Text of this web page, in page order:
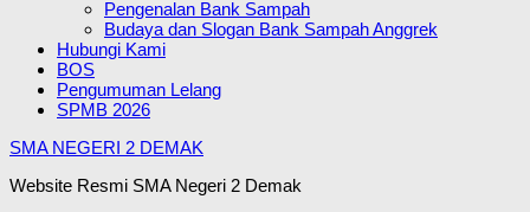
Pengenalan Bank Sampah
Budaya dan Slogan Bank Sampah Anggrek
Hubungi Kami
BOS
Pengumuman Lelang
SPMB 2026
SMA NEGERI 2 DEMAK
Website Resmi SMA Negeri 2 Demak